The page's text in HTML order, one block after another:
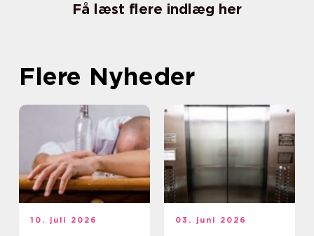
Få læst flere indlæg her
Flere Nyheder
10. juli 2026 03. juni 2026